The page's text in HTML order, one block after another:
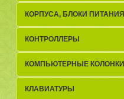
КОРПУСА, БЛОКИ ПИТАНИЯ
КОНТРОЛЛЕРЫ
КОМПЬЮТЕРНЫЕ КОЛОНКИ
КЛАВИАТУРЫ